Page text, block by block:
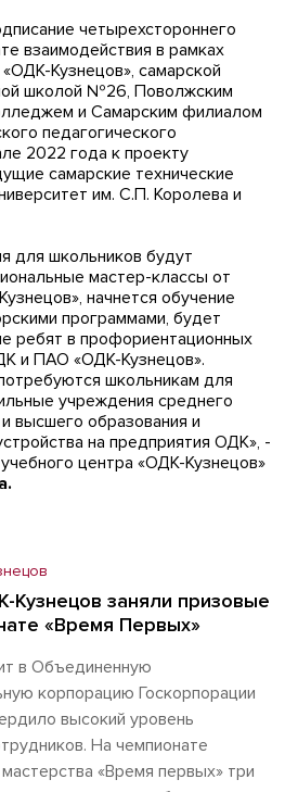
четырехстороннего
взаимодействия в рамках
Кузнецов», самарской
школой №26, Поволжским
и Самарским филиалом
педагогического
2022 года к проекту
самарские технические
им. С.П. Королева и
для школьников будут
мастер-классы от
начнется обучение
программами, будет
ребят в профориентационных
и ПАО «ОДК-Кузнецов».
школьникам для
учреждения среднего
высшего образования и
на предприятия ОДК», -
центра «ОДК-Кузнецов»
Кузнецов заняли призовые
«Время Первых»
в Объединенную
корпорацию Госкорпорации
высокий уровень
На чемпионате
«Время первых» три